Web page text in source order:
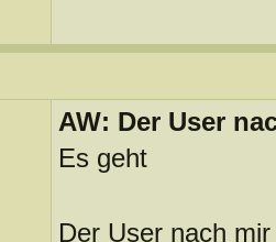
AW: Der User
Es geht
Der User nach